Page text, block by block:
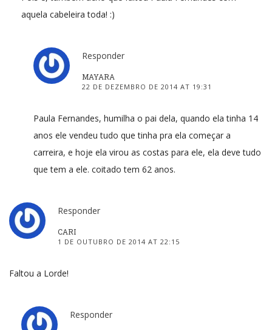
aquela cabeleira toda! :)
Responder
MAYARA
22 DE DEZEMBRO DE 2014 AT 19:31
Paula Fernandes, humilha o pai dela, quando ela tinha 14
anos ele vendeu tudo que tinha pra ela começar a
carreira, e hoje ela virou as costas para ele, ela deve tudo
que tem a ele. coitado tem 62 anos.
Responder
CARI
1 DE OUTUBRO DE 2014 AT 22:15
Faltou a Lorde!
Responder